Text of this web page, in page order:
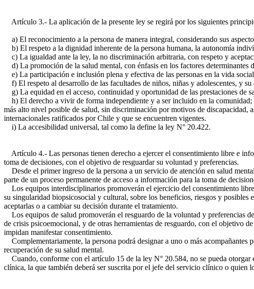
Artículo 3.- La aplicación de la presente ley se regirá por los siguientes
a) El reconocimiento a la persona de manera integral, considerando sus
b) El respeto a la dignidad inherente de la persona humana, la autonomía
c) La igualdad ante la ley, la no discriminación arbitraria, con respeto y
d) La promoción de la salud mental, con énfasis en los factores determinantes
e) La participación e inclusión plena y efectiva de las personas en la vida
f) El respeto al desarrollo de las facultades de niños, niñas y adolescentes, y
g) La equidad en el acceso, continuidad y oportunidad de las prestaciones de
h) El derecho a vivir de forma independiente y a ser incluido en la comunidad;
más alto nivel posible de salud, sin discriminación por motivos de discapacidad,
internacionales ratificados por Chile y que se encuentren vigentes.
i) La accesibilidad universal, tal como la define la ley N° 20.422.
Artículo 4.- Las personas tienen derecho a ejercer el consentimiento libre e
toma de decisiones, con el objetivo de resguardar su voluntad y preferencias.
Desde el primer ingreso de la persona a un servicio de atención en salud
parte de un proceso permanente de acceso a información para la toma de
Los equipos interdisciplinarios promoverán el ejercicio del consentimiento
su singularidad biopsicosocial y cultural, sobre los beneficios, riesgos y posibles
aceptarlas o a cambiar su decisión durante el tratamiento.
Los equipos de salud promoverán el resguardo de la voluntad y preferencias
de crisis psicoemocional, y de otras herramientas de resguardo, con el objetivo
impidan manifestar consentimiento.
Complementariamente, la persona podrá designar a uno o más acompañantes
recuperación de su salud mental.
Cuando, conforme con el artículo 15 de la ley N° 20.584, no se pueda otorgar
clínica, la que también deberá ser suscrita por el jefe del servicio clínico o quien